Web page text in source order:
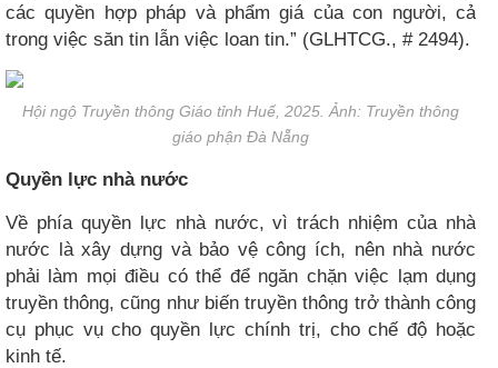
các quyền hợp pháp và phẩm giá của con người, cả
trong việc săn tin lẫn việc loan tin.” (GLHTCG., # 2494).
Hội ngộ Truyền thông Giáo tỉnh Huế, 2025. Ảnh: Truyền thông
giáo phận Đà Nẵng
​Quyền lực nhà nước​
Về phía quyền lực nhà nước, vì trách nhiệm của nhà
nước là xây dựng và bảo vệ công ích, nên nhà nước
phải làm mọi điều có thể để ngăn chặn việc lạm dụng
truyền thông, cũng như biến truyền thông trở thành công
cụ phục vụ cho quyền lực chính trị, cho chế độ hoặc
kinh tế.